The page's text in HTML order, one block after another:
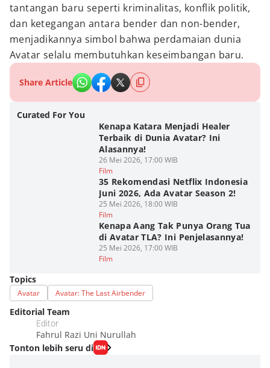
tantangan baru seperti kriminalitas, konflik politik,
dan ketegangan antara bender dan non-bender,
menjadikannya simbol bahwa perdamaian dunia
Avatar selalu membutuhkan keseimbangan baru.
Share Article
Curated For You
Kenapa Katara Menjadi Healer
Terbaik di Dunia Avatar? Ini
Alasannya!
26 Mei 2026, 17:00 WIB
Film
35 Rekomendasi Netflix Indonesia
Juni 2026, Ada Avatar Season 2!
25 Mei 2026, 18:00 WIB
Film
Kenapa Aang Tak Punya Orang Tua
di Avatar TLA? Ini Penjelasannya!
25 Mei 2026, 17:00 WIB
Film
Topics
Avatar Avatar: The Last Airbender
Editorial Team
Editor
Fahrul Razi Uni Nurullah
Tonton lebih seru di